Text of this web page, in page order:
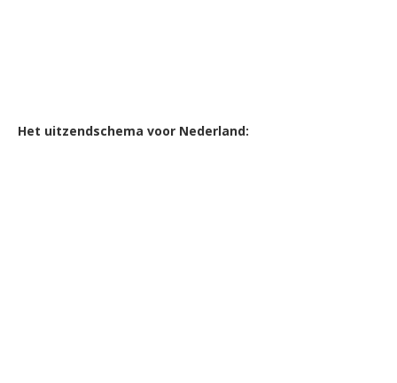
Het uitzendschema voor Nederland: